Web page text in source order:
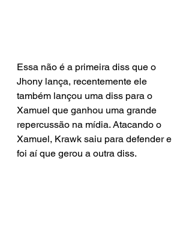
Essa não é a primeira diss que o
Jhony lança, recentemente ele
também lançou uma diss para o
Xamuel que ganhou uma grande
repercussão na mídia. Atacando o
Xamuel, Krawk saiu para defender e
foi aí que gerou a outra diss.